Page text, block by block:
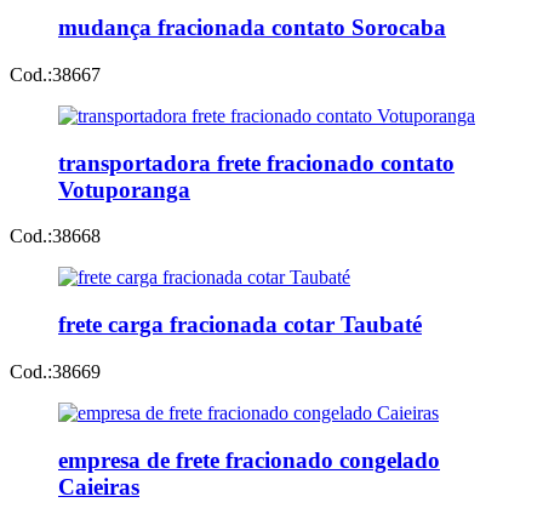
mudança fracionada contato Sorocaba
Cod.:38667
transportadora frete fracionado contato
Votuporanga
Cod.:38668
frete carga fracionada cotar Taubaté
Cod.:38669
empresa de frete fracionado congelado
Caieiras